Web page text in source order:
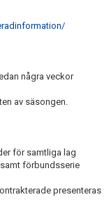
några veckor
av säsongen.
för samtliga lag
förbundsserie
presenteras